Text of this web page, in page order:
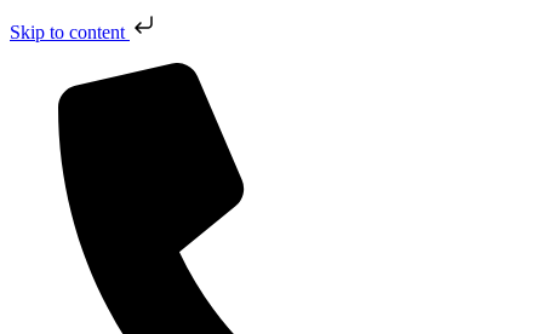
Skip to content
obsahu